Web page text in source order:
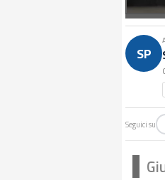
SP
Seguici su